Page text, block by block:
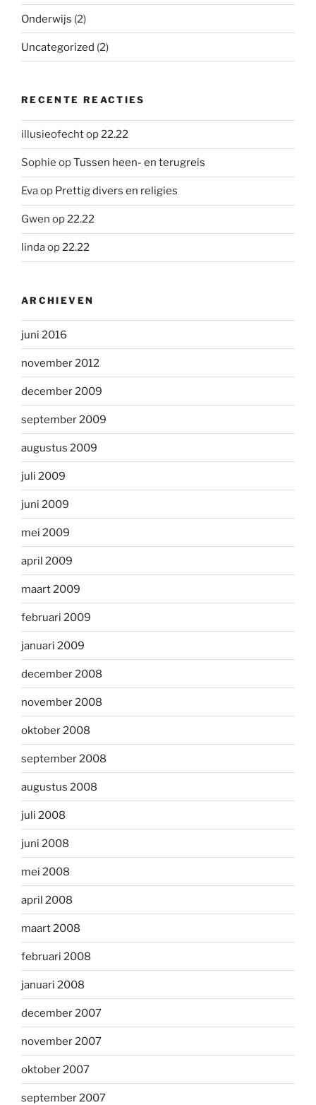
Onderwijs (2)
Uncategorized (2)
RECENTE REACTIES
illusieofechtop22.22
Sophie opTussen heen- en terugreis
Evaop Prettig divers en religies
Gwen op22.22
lindaop22.22
ARCHIEVEN
juni 2016
november 2012
december 2009
september 2009
augustus 2009
juli 2009
juni 2009
mei 2009
april 2009
maart 2009
februari 2009
januari 2009
december 2008
november 2008
oktober 2008
september 2008
augustus 2008
juli 2008
juni 2008
mei 2008
april 2008
maart 2008
februari 2008
januari 2008
december 2007
november 2007
oktober 2007
september 2007